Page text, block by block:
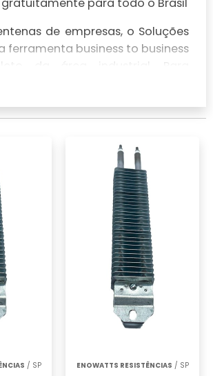
de empresas, o Soluções
ferramenta business to business
da área industrial. Para
orçamento de Resistências
clique em um ou mais dos
/ SP ENOWATTS RESISTÊNCIAS / SP